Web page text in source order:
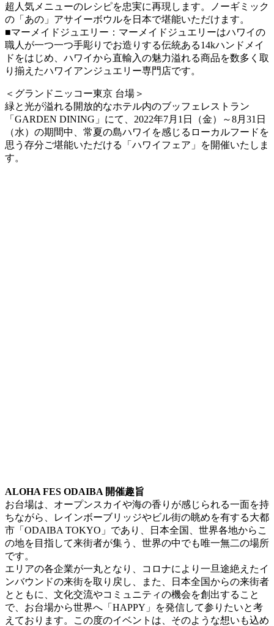
超人気メニューのレシピを忠実に再現します。ノーギミック
の「あの」アサイーボウルを日本で堪能いただけます。
■マーメイドジュエリー：マーメイドジュエリーはハワイの
職人が一つ一つ手彫りでお造りする伝統ある14kハンドメイ
ドをはじめ、ハワイから直輸入の魅力溢れる商品を数多く取
り揃えたハワイアンジュエリー専門店です。
＜グランドニッコー東京 台場＞
緑と光が溢れる開放的なホテル内のブッフェレストラン
「GARDEN DINING」にて、2022年7月1日（金）～8月31日
（水）の期間中、常夏の島ハワイを感じるローカルフードを
思う存分ご堪能いただける「ハワイフェア」を開催いたしま
す。
ALOHA FES ODAIBA 開催趣旨
お台場は、オープンスカイや海の香りが感じられる一面を持
ちながら、レインボーブリッジやビル街の眺めを有する大都
市「ODAIBA TOKYO」であり、日本全国、世界各地からこ
の地を目指して来街者が集う、世界の中でも唯一無二の場所
です。
エリアの各企業が一丸となり、コロナにより一旦途絶えたイ
ンバウンドの来街を取り戻し、また、日本全国からの来街者
とともに、文化交流やコミュニティの機会を創出すること
で、お台場から世界へ「HAPPY」を発信して参りたいと考
えております。この度のイベントは、そのような想いも込め